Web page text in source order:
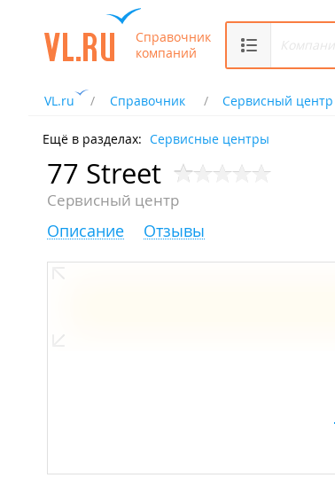
Справочник
компаний
VL.ru Справочник Сервисный центр
Ещё в разделах: Сервисные центры
77 Street
Сервисный центр
Описание Отзывы